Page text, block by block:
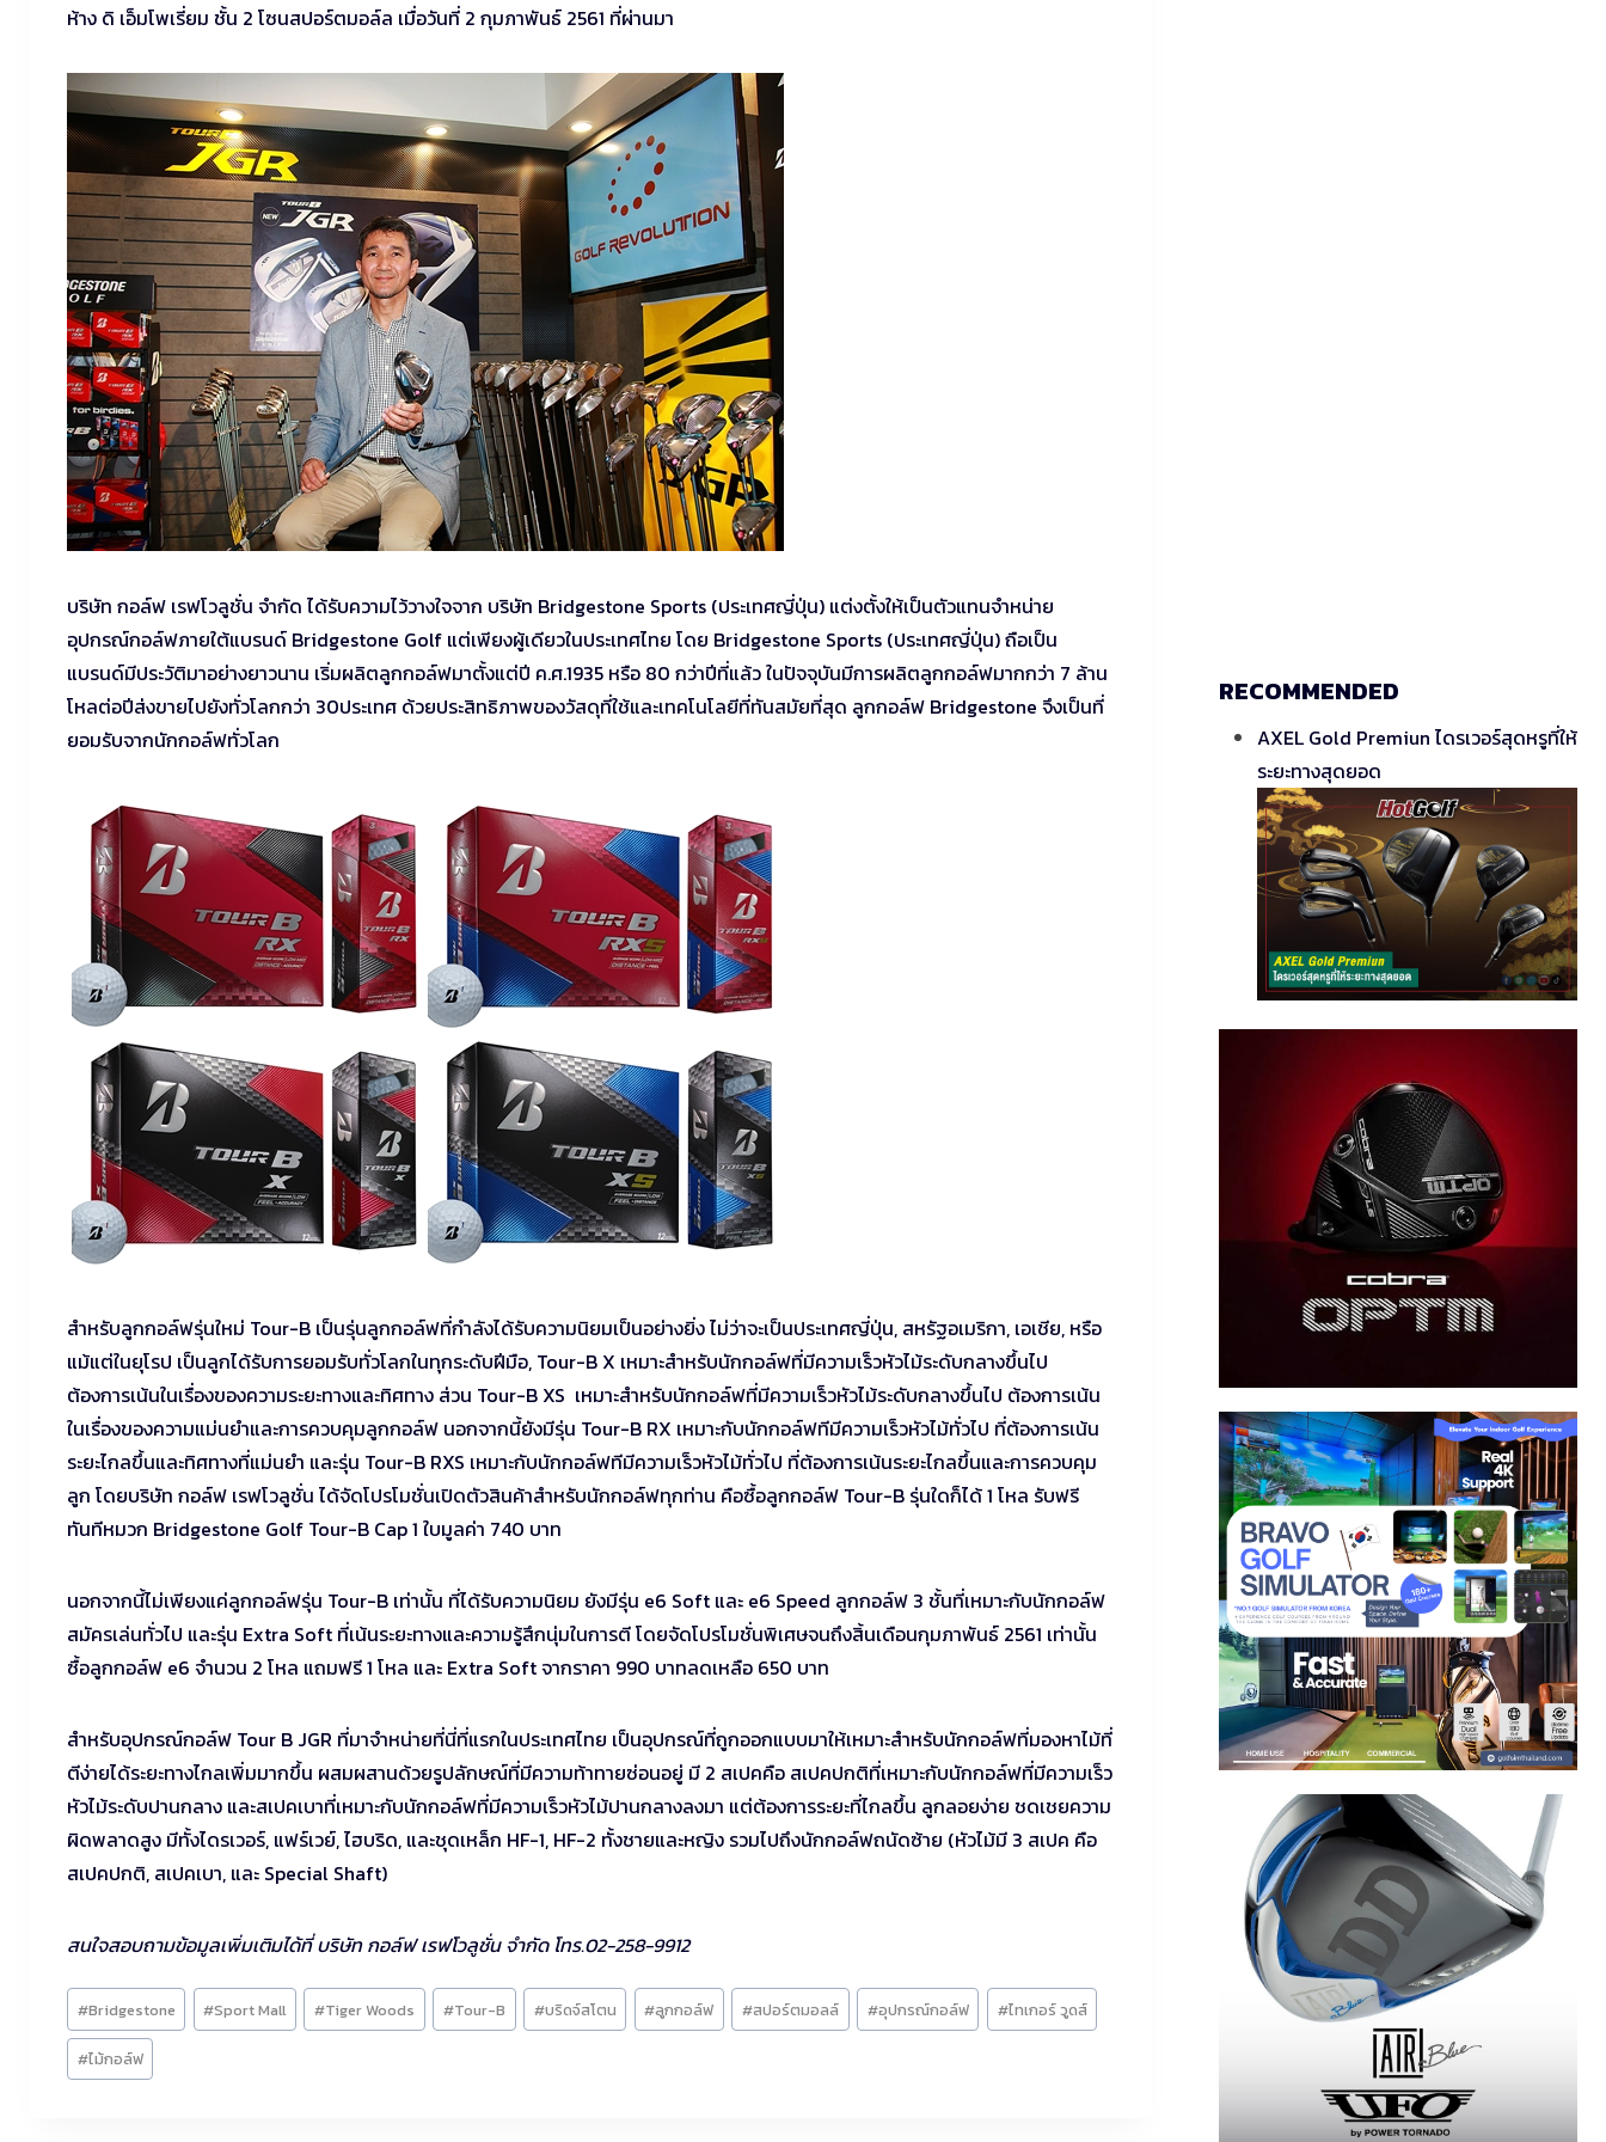
ห้าง ดิ เอ็มโพเรี่ยม ชั้น 2 โซนสปอร์ตมอล์ล เมื่อวันที่ 2 กุมภาพันธ์ 2561 ที่ผ่านมา
บริษัท กอล์ฟ เรฟโวลูชั่น จำกัด ได้รับความไว้วางใจจาก บริษัท Bridgestone Sports (ประเทศญี่ปุ่น) แต่งตั้งให้เป็นตัวแทนจำหน่าย
อุปกรณ์กอล์ฟภายใต้แบรนด์ Bridgestone Golf แต่เพียงผู้เดียวในประเทศไทย โดย Bridgestone Sports (ประเทศญี่ปุ่น) ถือเป็น
แบรนด์มีประวัติมาอย่างยาวนาน เริ่มผลิตลูกกอล์ฟมาตั้งแต่ปี ค.ศ.1935 หรือ 80 กว่าปีที่แล้ว ในปัจจุบันมีการผลิตลูกกอล์ฟมากกว่า 7 ล้าน
โหลต่อปีส่งขายไปยังทั่วโลกกว่า 30ประเทศ ด้วยประสิทธิภาพของวัสดุที่ใช้และเทคโนโลยีที่ทันสมัยที่สุด ลูกกอล์ฟ Bridgestone จึงเป็นที่
ยอมรับจากนักกอล์ฟทั่วโลก
สำหรับลูกกอล์ฟรุ่นใหม่ Tour-B เป็นรุ่นลูกกอล์ฟที่กำลังได้รับความนิยมเป็นอย่างยิ่ง ไม่ว่าจะเป็นประเทศญี่ปุ่น, สหรัฐอเมริกา, เอเชีย, หรือ
แม้แต่ในยุโรป เป็นลูกได้รับการยอมรับทั่วโลกในทุกระดับฝีมือ, Tour-B X เหมาะสำหรับนักกอล์ฟที่มีความเร็วหัวไม้ระดับกลางขึ้นไป
ต้องการเน้นในเรื่องของความระยะทางและทิศทาง ส่วน Tour-B XS เหมาะสำหรับนักกอล์ฟที่มีความเร็วหัวไม้ระดับกลางขึ้นไป ต้องการเน้น
ในเรื่องของความแม่นยำและการควบคุมลูกกอล์ฟ นอกจากนี้ยังมีรุ่น Tour-B RX เหมาะกับนักกอล์ฟทีมีความเร็วหัวไม้ทั่วไป ที่ต้องการเน้น
ระยะไกลขึ้นและทิศทางที่แม่นยำ และรุ่น Tour-B RXS เหมาะกับนักกอล์ฟทีมีความเร็วหัวไม้ทั่วไป ที่ต้องการเน้นระยะไกลขึ้นและการควบคุม
ลูก โดยบริษัท กอล์ฟ เรฟโวลูชั่น ได้จัดโปรโมชั่นเปิดตัวสินค้าสำหรับนักกอล์ฟทุกท่าน คือซื้อลูกกอล์ฟ Tour-B รุ่นใดก็ได้ 1 โหล รับฟรี
ทันทีหมวก Bridgestone Golf Tour-B Cap 1 ใบมูลค่า 740 บาท
นอกจากนี้ไม่เพียงแค่ลูกกอล์ฟรุ่น Tour-B เท่านั้น ที่ได้รับความนิยม ยังมีรุ่น e6 Soft และ e6 Speed ลูกกอล์ฟ 3 ชั้นที่เหมาะกับนักกอล์ฟ
สมัครเล่นทั่วไป และรุ่น Extra Soft ที่เน้นระยะทางและความรู้สึกนุ่มในการตี โดยจัดโปรโมชั่นพิเศษจนถึงสิ้นเดือนกุมภาพันธ์ 2561 เท่านั้น
ซื้อลูกกอล์ฟ e6 จำนวน 2 โหล แถมฟรี 1 โหล และ Extra Soft จากราคา 990 บาทลดเหลือ 650 บาท
สำหรับอุปกรณ์กอล์ฟ Tour B JGR ที่มาจำหน่ายที่นี่ที่แรกในประเทศไทย เป็นอุปกรณ์ที่ถูกออกแบบมาให้เหมาะสำหรับนักกอล์ฟที่มองหาไม้ที่
ตีง่ายได้ระยะทางไกลเพิ่มมากขึ้น ผสมผสานด้วยรูปลักษณ์ที่มีความท้าทายซ่อนอยู่ มี 2 สเปคคือ สเปคปกติที่เหมาะกับนักกอล์ฟที่มีความเร็ว
หัวไม้ระดับปานกลาง และสเปคเบาที่เหมาะกับนักกอล์ฟที่มีความเร็วหัวไม้ปานกลางลงมา แต่ต้องการระยะที่ไกลขึ้น ลูกลอยง่าย ชดเชยความ
ผิดพลาดสูง มีทั้งไดรเวอร์, แฟร์เวย์, ไฮบริด, และชุดเหล็ก HF-1, HF-2 ทั้งชายและหญิง รวมไปถึงนักกอล์ฟถนัดซ้าย (หัวไม้มี 3 สเปค คือ
สเปคปกติ, สเปคเบา, และ Special Shaft)
สนใจสอบถามข้อมูลเพิ่มเติมได้ที่ บริษัท กอล์ฟ เรฟโวลูชั่น จำกัด โทร.02-258-9912
Post
Tags:
#Bridgestone #Sport Mall #Tiger Woods #Tour-B #บริดจ์สโตน #ลูกกอล์ฟ #สปอร์ตมอลล์ #อุปกรณ์กอล์ฟ #ไทเกอร์ วูดส์
#ไม้กอล์ฟ
RECOMMENDED
AXEL Gold Premiun ไดรเวอร์สุดหรูที่ให้
ระยะทางสุดยอด